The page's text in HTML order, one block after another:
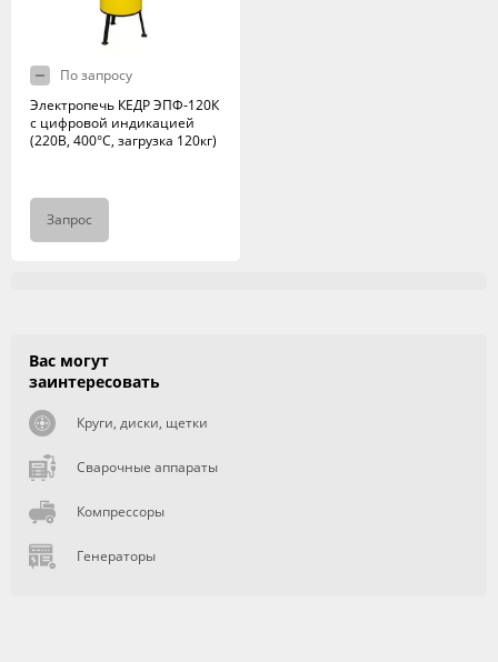
По запросу
Электропечь КЕДР ЭПФ-120К
с цифровой индикацией
(220В, 400°C, загрузка 120кг)
Запрос
Вас могут
заинтересовать
Круги, диски, щетки
Сварочные аппараты
Компрессоры
Генераторы